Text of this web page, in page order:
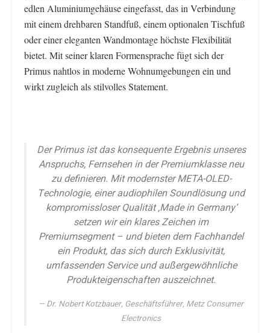
edlen Aluminiumgehäuse eingefasst, das in Verbindung
mit einem drehbaren Standfuß, einem optionalen Tischfuß
oder einer eleganten Wandmontage höchste Flexibilität
bietet. Mit seiner klaren Formensprache fügt sich der
Primus nahtlos in moderne Wohnumgebungen ein und
wirkt zugleich als stilvolles Statement.
Der Primus ist das konsequente Ergebnis unseres
Anspruchs, Fernsehen in der Premiumklasse neu
zu definieren. Mit modernster META-OLED-
Technologie, einer audiophilen Soundlösung und
kompromissloser Qualität ‚Made in Germany‘
setzen wir ein klares Zeichen im
Premiumsegment – und bieten dem Fachhandel
ein Produkt, das sich durch Exklusivität,
umfassenden Service und außergewöhnliche
Produkteigenschaften auszeichnet.
Dr. Nobert Kotzbauer, Geschäftsführer, Metz Consumer
Electronics